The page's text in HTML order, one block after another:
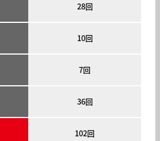
28回
10回
7回
36回
102回